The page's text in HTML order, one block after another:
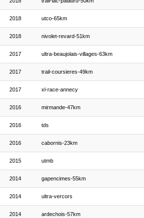
2018 utco-65km
2018 nivolet-revard-51km
2017 ultra-beaujolais-villages-63km
2017 trail-coursieres-49km
2017 xl-race-annecy
2016 mirmande-47km
2016 tds
2016 cabornis-23km
2015 utmb
2014 gapencimes-55km
2014 ultra-vercors
2014 ardechois-57km